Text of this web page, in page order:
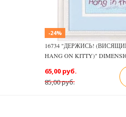
-24%
16734 "ДЕРЖИСЬ!
HANG ON KITTY)"
85,00 руб.
65,00 руб.